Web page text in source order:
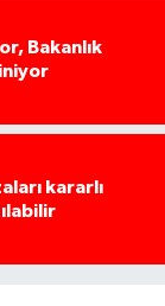
Bakanlık
kararlı